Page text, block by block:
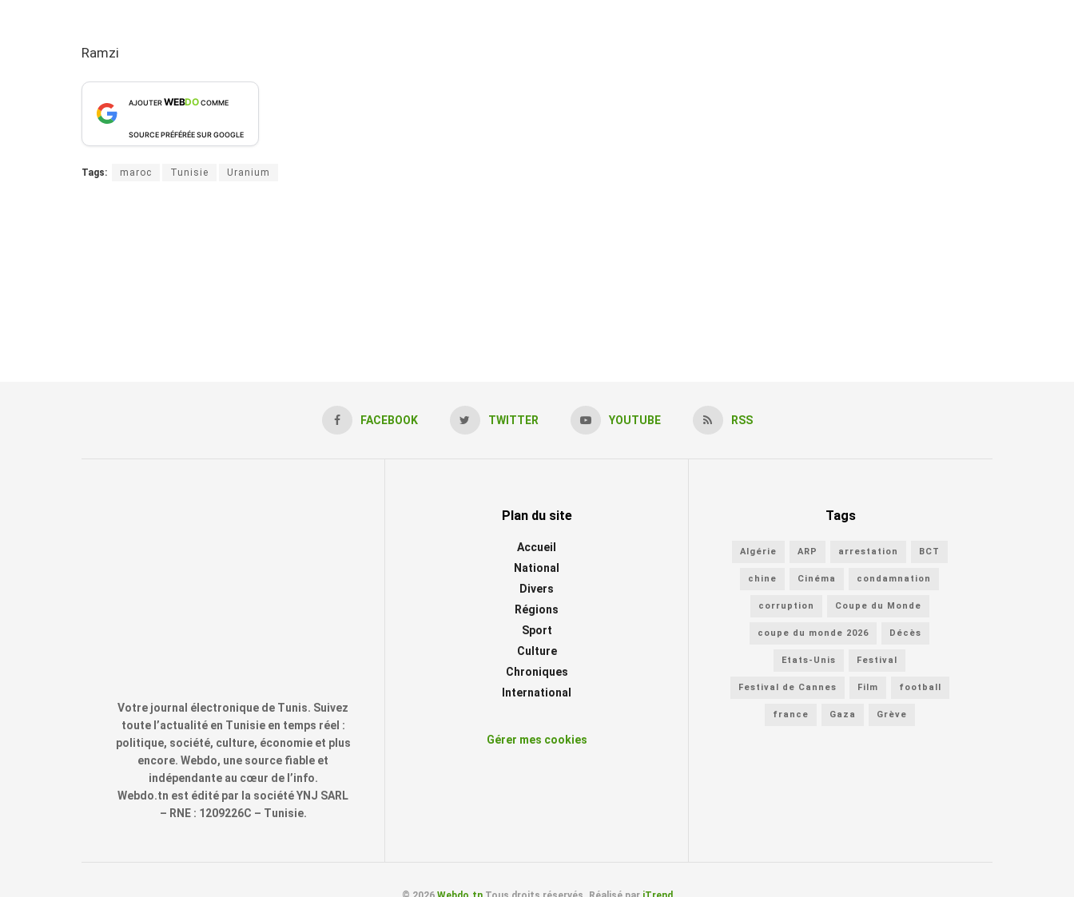
Ramzi
AJOUTERWEBDOCOMME
SOURCE PRÉFÉRÉE SUR GOOGLE
Tags: maroc Tunisie Uranium
FACEBOOK TWITTER YOUTUBE RSS
Votre journal électronique de Tunis. Suivez
toute l’actualité en Tunisie en temps réel :
politique, société, culture, économie et plus
encore. Webdo, une source fiable et
indépendante au cœur de l’info.
Webdo.tn est édité par la société YNJ SARL
– RNE : 1209226C – Tunisie.
Plan du site
Accueil
National
Divers
Régions
Sport
Culture
Chroniques
International
Gérer mes cookies
Tags
Algérie ARP arrestation BCT
chine Cinéma condamnation
corruption Coupe du Monde
coupe du monde 2026 Décès
Etats-Unis Festival
Festival de Cannes Film football
france Gaza Grève